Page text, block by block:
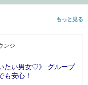
もっと見る
ンジ
たい男女♡》 グループ
も安心！